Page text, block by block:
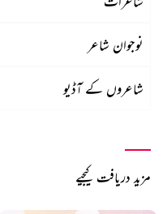
نوجوان شاعر
شاعروں کے آڈیو
مزید دریافت کیجیے